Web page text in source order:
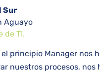
Sur
Aguayo
de TI.
el principio Managernos
nuestros procesos, nos